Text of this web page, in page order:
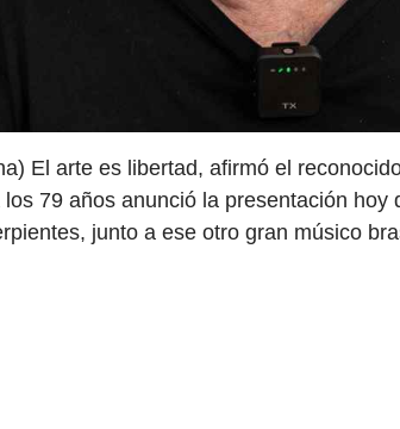
El arte es libertad, afirmó el
79 años anunció la presentación hoy
junto a ese otro gran músico